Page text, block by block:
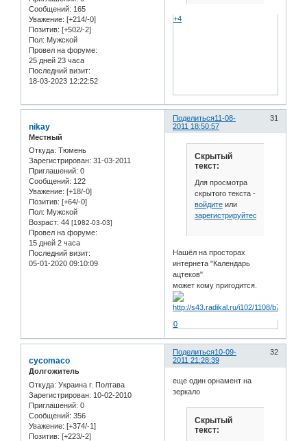
Сообщений: 165
Уважение: [+214/-0]
Позитив: [+502/-2]
Пол: Мужской
Провел на форуме:
25 дней 23 часа
Последний визит:
18-03-2023 12:22:52
+4
Поделиться 31
11-08-
2011 18:50:57
nikay
Местный
Откуда: Тюмень
Зарегистрирован: 31-03-2011
Приглашений: 0
Сообщений: 122
Уважение: [+18/-0]
Позитив: [+64/-0]
Пол: Мужской
Возраст: 44 [1982-03-03]
Провел на форуме:
15 дней 2 часа
Последний визит:
05-01-2020 09:10:09
Скрытый
текст:
Для просмотра
скрытого текста -
войдитеили
зарегистрируйтесь
Нашёл на просторах
интернета "Календарь
ацтеков"
может кому пригодится.
0
Поделиться 32
10-09-
2011 21:28:39
cycomaco
Долгожитель
Откуда: Украина г. Полтава
Зарегистрирован: 10-02-2010
Приглашений: 0
Сообщений: 356
Уважение: [+374/-1]
Позитив: [+223/-2]
еще один орнамент на
зеркало
Скрытый
текст: